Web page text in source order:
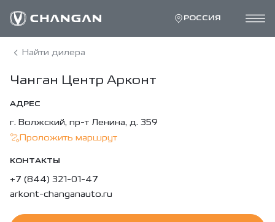
РОССИЯ
Найти дилера
Чанган Центр Арконт
АДРЕС
г. Волжский, пр-т Ленина, д. 359
Проложить маршрут
КОНТАКТЫ
+7 (844) 321-01-47
arkont-changanauto.ru